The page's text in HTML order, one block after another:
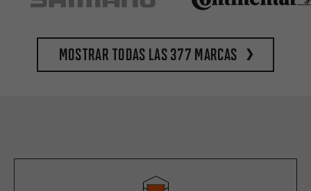
Mostrar todas las 377 marcas